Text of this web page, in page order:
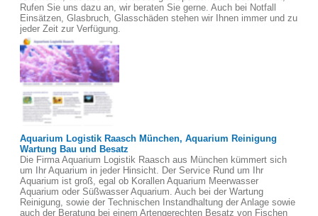
Rufen Sie uns dazu an, wir beraten Sie gerne. Auch bei Notfall
Einsätzen, Glasbruch, Glasschäden stehen wir Ihnen immer und zu
jeder Zeit zur Verfügung.
Aquarium Logistik Raasch München, Aquarium Reinigung
Wartung Bau und Besatz
Die Firma Aquarium Logistik Raasch aus München kümmert sich
um Ihr Aquarium in jeder Hinsicht. Der Service Rund um Ihr
Aquarium ist groß, egal ob Korallen Aquarium Meerwasser
Aquarium oder Süßwasser Aquarium. Auch bei der Wartung
Reinigung, sowie der Technischen Instandhaltung der Anlage sowie
auch der Beratung bei einem Artengerechten Besatz von Fischen